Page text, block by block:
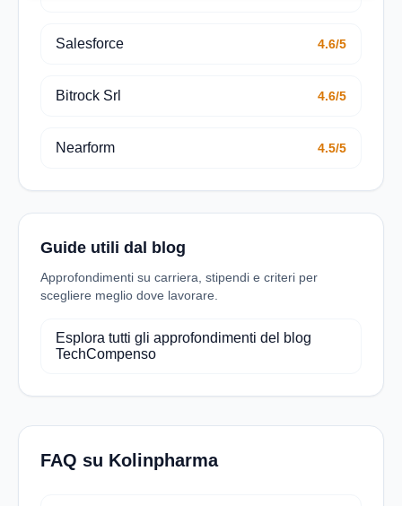
Salesforce 4.6/5
Bitrock Srl 4.6/5
Nearform 4.5/5
Guide utili dal blog
Approfondimenti su carriera, stipendi e criteri per
scegliere meglio dove lavorare.
Esplora tutti gli approfondimenti del blog
TechCompenso
FAQ su Kolinpharma